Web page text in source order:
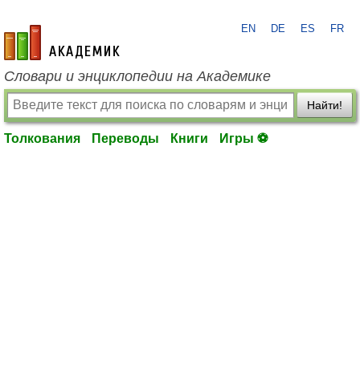
academic.ru
EN DE ES FR
Словари и энциклопедии на Академике
Найти!
Толкования Переводы Книги Игры ⚽